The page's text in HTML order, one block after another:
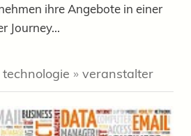
ihre Angebote in einer
Journey...
technologie » veranstalter